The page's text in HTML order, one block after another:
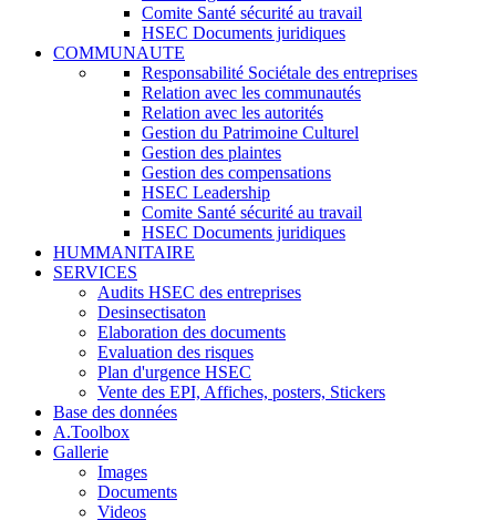
Comite Santé sécurité au travail
HSEC Documents juridiques
COMMUNAUTE
Responsabilité Sociétale des entreprises
Relation avec les communautés
Relation avec les autorités
Gestion du Patrimoine Culturel
Gestion des plaintes
Gestion des compensations
HSEC Leadership
Comite Santé sécurité au travail
HSEC Documents juridiques
HUMMANITAIRE
SERVICES
Audits HSEC des entreprises
Desinsectisaton
Elaboration des documents
Evaluation des risques
Plan d'urgence HSEC
Vente des EPI, Affiches, posters, Stickers
Base des données
A.Toolbox
Gallerie
Images
Documents
Videos